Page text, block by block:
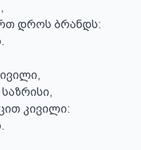
დროს ბრანდს:
კივილი: